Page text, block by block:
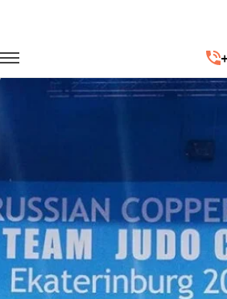
Транспорт
Командный Чемпионат Европы по дзюдо